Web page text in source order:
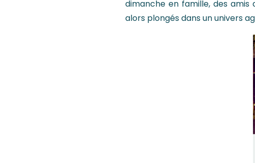
dimanche en famille, des amis
alors plongés dans un univers